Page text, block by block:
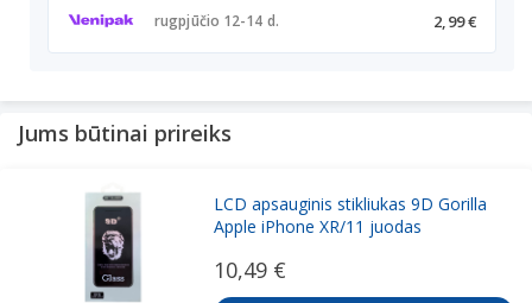
rugpjūčio 12-14 d. 2,99 €
Jums būtinai prireiks
LCD apsauginis stikliukas 9D Gorilla
Apple iPhone XR/11 juodas
10,49 €